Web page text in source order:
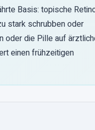
Basis: topische
stark schrubben oder
oder die Pille auf
einen frühzeitigen